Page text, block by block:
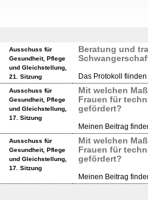
Ausschuss für
Gesundheit, Pflege
und Gleichstellung,
21. Sitzung
Beratung und
Das Protokoll fiinden
Ausschuss für
Gesundheit, Pflege
und Gleichstellung,
17. Sitzung
Mit welchen
Frauen für
gefördert?
Meinen Beitrag
Ausschuss für
Gesundheit, Pflege
und Gleichstellung,
17. Sitzung
Mit welchen
Frauen für
gefördert?
Meinen Beitrag